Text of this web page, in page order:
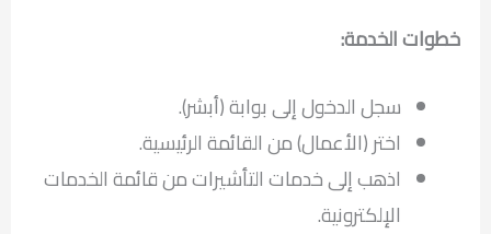
خطوات الخدمة:
سجل الدخول إلى بوابة (أبشر).
اختر (الأعمال) من القائمة الرئيسية.
اذهب إلى خدمات التأشيرات من قائمة الخدمات
الإلكترونية.